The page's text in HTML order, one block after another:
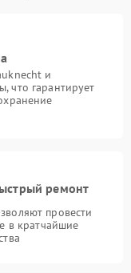
и
что гарантирует
ремонт
провести
в кратчайшие